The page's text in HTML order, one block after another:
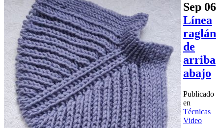
Sep 06
Línea
raglán
de
arriba
abajo
Publicado
en
Técnicas
Video